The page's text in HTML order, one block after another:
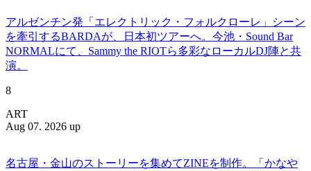
アルゼンチン発「エレクトリック・フォルクローレ」シーン
を牽引するBARDAが、日本初ツアーへ。今池・Sound Bar
NORMALにて、Sammy the RIOTら多彩なローカルDJ陣と共
演。
8
ART
Aug 07. 2026 up
名古屋・金山のストーリーを集めてZINEを制作。「かなや